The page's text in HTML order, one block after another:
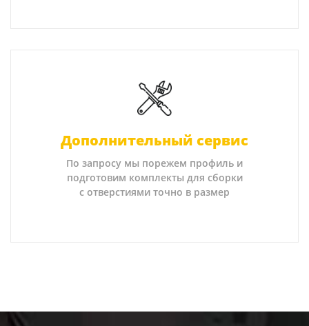
Дополнительный сервис
По запросу мы порежем профиль и
подготовим комплекты для сборки
с отверстиями точно в размер